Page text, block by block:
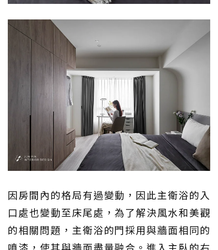
因房間內的格局有過變動，因此主衛浴的入
口處也變動至床尾處，為了解決風水和美觀
的相關問題，主衛浴的門採用與牆面相同的